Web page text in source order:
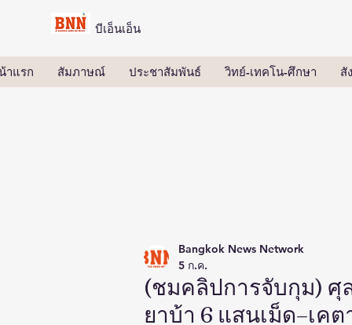
บีเอ็นเอ็น
าแรก สัมภาษณ์ ประชาสัมพันธ์ วิทย์-เทคโน-ศึกษา สั
(ชมคลิปการจับกุม) ศุ
ยาบ้า 6 แสนเม็ด–เค
Bangkok News Network
5 ก.ค.